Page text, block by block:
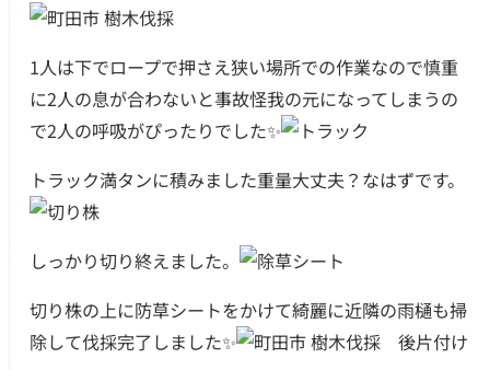
1人は下でロープで押さえ狭い場所での作業なので慎重
に2人の息が合わないと事故怪我の元になってしまうの
で2人の呼吸がぴったりでした✨
トラック満タンに積みました重量大丈夫？なはずです。
しっかり切り終えました。
切り株の上に防草シートをかけて綺麗に近隣の雨樋も掃
除して伐採完了しました✨